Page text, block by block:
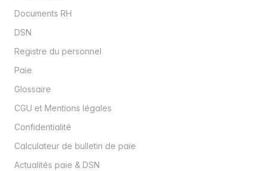
Documents RH
DSN
Registre du personnel
Paie
Glossaire
CGU et Mentions légales
Confidentialité
Calculateur de bulletin de paie
Actualités paie & DSN